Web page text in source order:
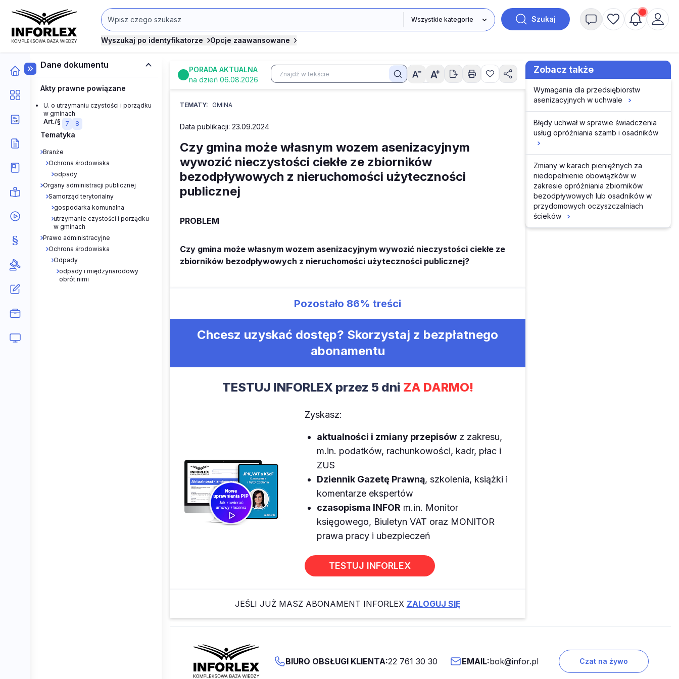
Szukaj
Wyszukaj po identyfikatorze Opcje zaawansowane
Dane dokumentu
Akty prawne powiązane
U. o utrzymaniu czystości i porządku
w gminach
Art./§
7 8
Tematyka
Branże
Ochrona środowiska
odpady
Organy administracji publicznej
Samorząd terytorialny
gospodarka komunalna
utrzymanie czystości i porządku
w gminach
Prawo administracyjne
Ochrona środowiska
Odpady
odpady i międzynarodowy
obrót nimi
PORADA AKTUALNA
na dzień 06.08.2026
TEMATY: GMINA
Data publikacji: 23.09.2024
Czy gmina może własnym wozem asenizacyjnym
wywozić nieczystości ciekłe ze zbiorników
bezodpływowych z nieruchomości użyteczności
publicznej
PROBLEM
Czy gmina może własnym wozem asenizacyjnym wywozić nieczystości ciekłe ze
zbiorników bezodpływowych z nieruchomości użyteczności publicznej?
Pozostało 86% treści
Chcesz uzyskać dostęp? Skorzystaj z bezpłatnego
abonamentu
TESTUJ INFORLEX przez 5 dni ZA DARMO!
Zyskasz:
aktualności i zmiany przepisówz zakresu,
m.in. podatków, rachunkowości, kadr, płac i
ZUS
Dziennik Gazetę Prawną, szkolenia, książki i
komentarze ekspertów
czasopisma INFOR m.in. Monitor
księgowego, Biuletyn VAT oraz MONITOR
prawa pracy i ubezpieczeń
TESTUJ INFORLEX
JEŚLI JUŻ MASZ ABONAMENT INFORLEX ZALOGUJ SIĘ
Zobacz także
Wymagania dla przedsiębiorstw
asenizacyjnych w uchwale
Błędy uchwał w sprawie świadczenia
usług opróżniania szamb i osadników
Zmiany w karach pieniężnych za
niedopełnienie obowiązków w
zakresie opróżniania zbiorników
bezodpływowych lub osadników w
przydomowych oczyszczalniach
ścieków
BIURO OBSŁUGI KLIENTA:22 761 30 30 EMAIL:bok@infor.pl Czat na żywo